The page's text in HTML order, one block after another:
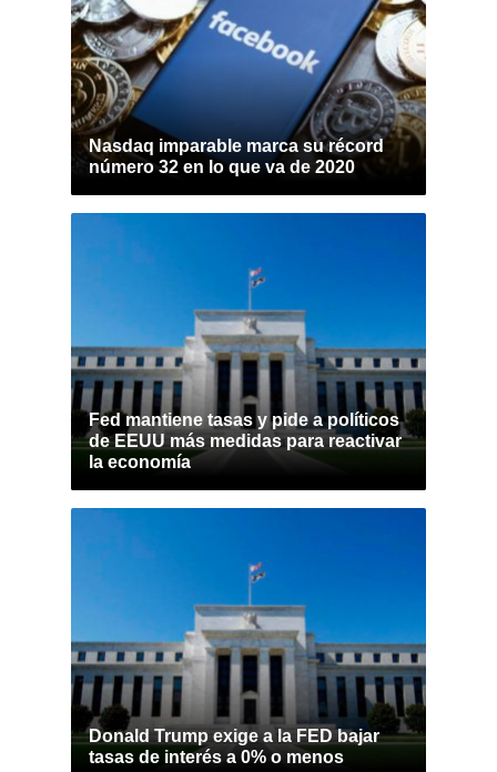
Nasdaq imparable marca su récord
número 32 en lo que va de 2020
Fed mantiene tasas y pide a políticos
de EEUU más medidas para reactivar
la economía
Donald Trump exige a la FED bajar
tasas de interés a 0% o menos